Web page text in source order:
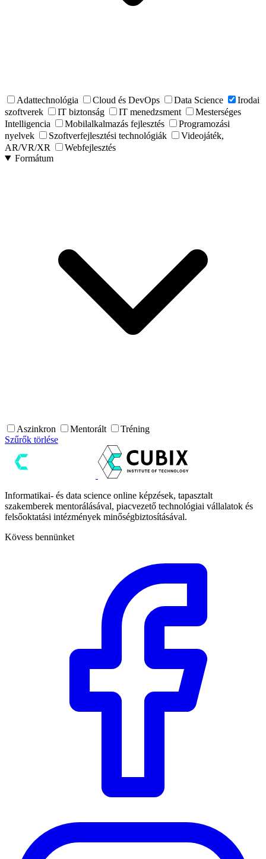
Adattechnológia Cloud és DevOps Data Science
Irodai
szoftverek
IT biztonság IT menedzsment
Mesterséges
Intelligencia
Mobilalkalmazás fejlesztés
Programozási
nyelvek
Szoftverfejlesztési technológiák
Videojáték,
AR/VR/XR
Webfejlesztés
Formátum
Aszinkron Mentorált
Tréning
Szűrők törlése
Informatikai- és data science online képzések, tapasztalt
szakemberek mentorálásával, piacvezető technológiai vállalatok és
felsőoktatási intézmények minőségbiztosításával.
Kövess bennünket